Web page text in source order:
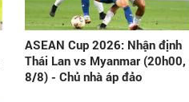
ASEAN Cup 2026: Nhận định
Thái Lan vs Myanmar (20h00,
8/8) - Chủ nhà áp đảo